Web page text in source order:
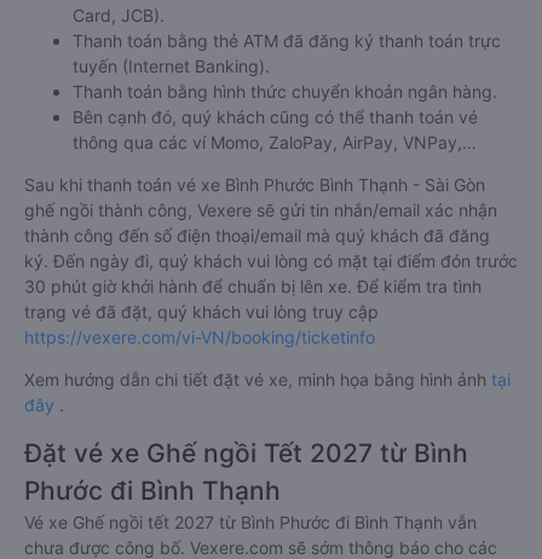
Card, JCB).
Thanh toán bằng thẻ ATM đã đăng ký thanh toán trực
tuyến (Internet Banking).
Thanh toán bằng hình thức chuyển khoản ngân hàng.
Bên cạnh đó, quý khách cũng có thể thanh toán vé
thông qua các ví Momo, ZaloPay, AirPay, VNPay,…
Sau khi thanh toán vé xe Bình Phước Bình Thạnh - Sài Gòn
ghế ngồi thành công, Vexere sẽ gửi tin nhắn/email xác nhận
thành công đến số điện thoại/email mà quý khách đã đăng
ký. Đến ngày đi, quý khách vui lòng có mặt tại điểm đón trước
30 phút giờ khởi hành để chuẩn bị lên xe. Để kiểm tra tình
trạng vé đã đặt, quý khách vui lòng truy cập
https://vexere.com/vi-VN/booking/ticketinfo
Xem hướng dẫn chi tiết đặt vé xe, minh họa bằng hình ảnh tại
đây .
Đặt vé xe Ghế ngồi Tết 2027 từ Bình
Phước đi Bình Thạnh
Vé xe Ghế ngồi tết 2027 từ Bình Phước đi Bình Thạnh vẫn
chưa được công bố. Vexere.com sẽ sớm thông báo cho các